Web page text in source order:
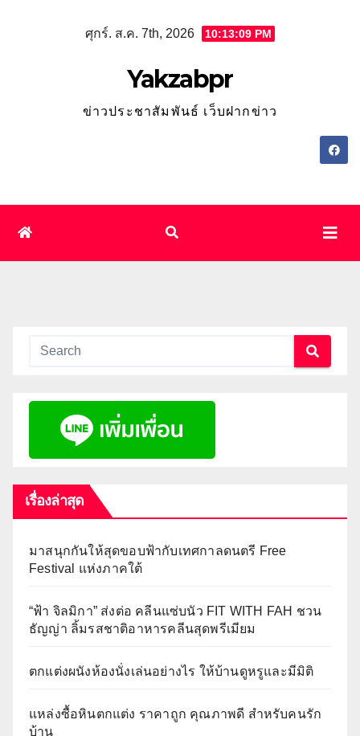
ศุกร์. ส.ค. 7th, 2026 10:13:10 PM
Yakzabpr
ข่าวประชาสัมพันธ์ เว็บฝากข่าว
เรื่องล่าสุด
มาสนุกกันให้สุดขอบฟ้ากับเทศกาลดนตรี Free
Festival แห่งภาคใต้
“ฟ้า จิลมิกา” ส่งต่อ คลีนแซ่บนัว FIT WITH FAH ชวน
ธัญญ่า ลิ้มรสชาติอาหารคลีนสุดพรีเมียม
ตกแต่งผนังห้องนั่งเล่นอย่างไร ให้บ้านดูหรูและมีมิติ
แหล่งซื้อหินตกแต่ง ราคาถูก คุณภาพดี สำหรับคนรัก
บ้าน